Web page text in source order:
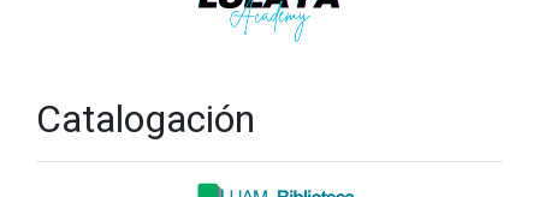
Catalogación